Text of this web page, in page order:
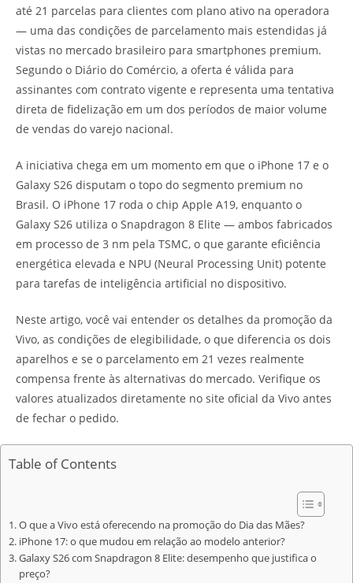
até 21 parcelas para clientes com plano ativo na operadora
— uma das condições de parcelamento mais estendidas já
vistas no mercado brasileiro para smartphones premium.
Segundo o Diário do Comércio, a oferta é válida para
assinantes com contrato vigente e representa uma tentativa
direta de fidelização em um dos períodos de maior volume
de vendas do varejo nacional.
A iniciativa chega em um momento em que o iPhone 17 e o
Galaxy S26 disputam o topo do segmento premium no
Brasil. O iPhone 17 roda o chip Apple A19, enquanto o
Galaxy S26 utiliza o Snapdragon 8 Elite — ambos fabricados
em processo de 3 nm pela TSMC, o que garante eficiência
energética elevada e NPU (Neural Processing Unit) potente
para tarefas de inteligência artificial no dispositivo.
Neste artigo, você vai entender os detalhes da promoção da
Vivo, as condições de elegibilidade, o que diferencia os dois
aparelhos e se o parcelamento em 21 vezes realmente
compensa frente às alternativas do mercado. Verifique os
valores atualizados diretamente no site oficial da Vivo antes
de fechar o pedido.
Table of Contents
O que a Vivo está oferecendo na promoção do Dia das Mães?
iPhone 17: o que mudou em relação ao modelo anterior?
Galaxy S26 com Snapdragon 8 Elite: desempenho que justifica o
preço?